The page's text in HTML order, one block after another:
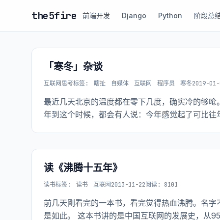
the5fire 前端开发 Django Python 阶段总
「寒冬」杂谈
互联网思考标签: 瞎扯 自媒体 互联网 程序员 寒冬2019-
最近几天北京的温度都在零下几度，确实冷的够
年到这个时候，都会有人说：今年感觉起了可比往
读《沸腾十五年》
读书标签: 读书 互联网2013-11-22阅读: 8101
前几天刚看完的一本书，看完觉得热血沸腾。名
是如此。 这本书讲的是中国互联网的发展史，从